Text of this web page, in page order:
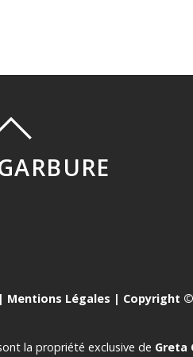
| Mentions Légales | Copyright ©
la propriété exclusive de Greta